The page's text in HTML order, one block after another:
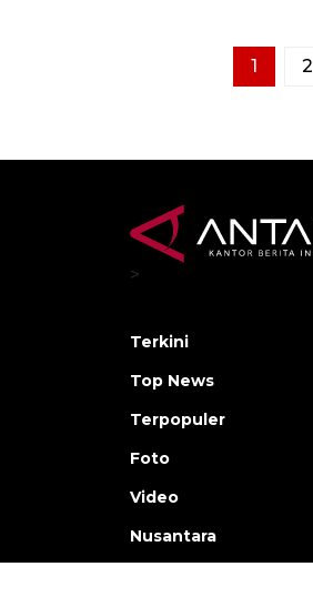
1 2
>
Terkini
Top News
Terpopuler
Foto
Video
Nusantara